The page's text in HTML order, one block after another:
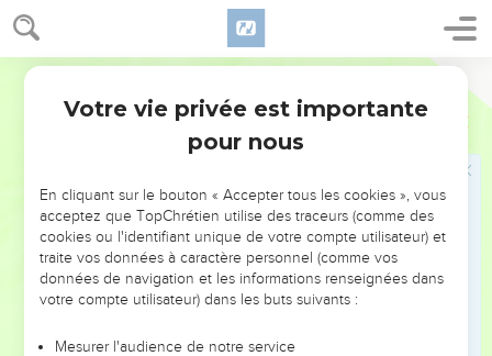
Psaumes 115
10 – Vous les prêtres, descendants d’Aaron, faites confiance
au Seigneur. – C’est lui leur secours et leur bouclier.
– Vous les nouveaux fidèles, faites confiance au Seigneur.
– C’est lui leur secours et leur bouclier.
– Le Seigneur pense à nous, il veut accorder ses bienfaits.
aux descendants d’Aaron !
– Qu’il les accorde aux nouveaux fidèles, à tous, petits et
grands.
– Que le Seigneur augmente vos familles, les vôtres et
celles de vos enfants !
Soyez comblés de bienfaits par le Seigneur, lui qui a créé
Votre vie privée est importante
pour nous
En cliquant sur le bouton « Accepter tous les cookies », vous
acceptez que TopChrétien utilise des traceurs (comme des
cookies ou l'identifiant unique de votre compte utilisateur) et
traite vos données à caractère personnel (comme vos
données de navigation et les informations renseignées dans
votre compte utilisateur) dans les buts suivants :
Mesurer l'audience de notre service